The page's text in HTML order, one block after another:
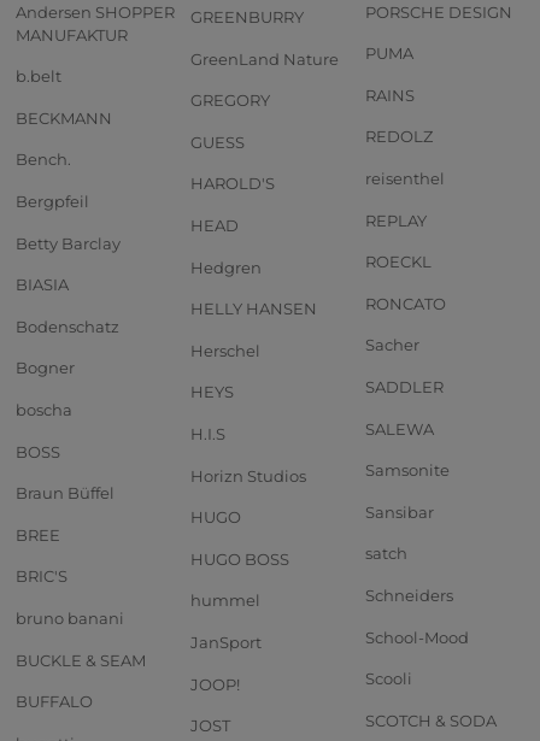
Andersen SHOPPER
MANUFAKTUR
b.belt
BECKMANN
Bench.
Bergpfeil
Betty Barclay
BIASIA
Bodenschatz
Bogner
boscha
BOSS
Braun Büffel
BREE
BRIC'S
bruno banani
BUCKLE & SEAM
BUFFALO
GREENBURRY
GreenLand Nature
GREGORY
GUESS
HAROLD'S
HEAD
Hedgren
HELLY HANSEN
Herschel
HEYS
H.I.S
Horizn Studios
HUGO
HUGO BOSS
hummel
JanSport
JOOP!
JOST
PORSCHE DESIGN
PUMA
RAINS
REDOLZ
reisenthel
REPLAY
ROECKL
RONCATO
Sacher
SADDLER
SALEWA
Samsonite
Sansibar
satch
Schneiders
School-Mood
Scooli
SCOTCH & SODA